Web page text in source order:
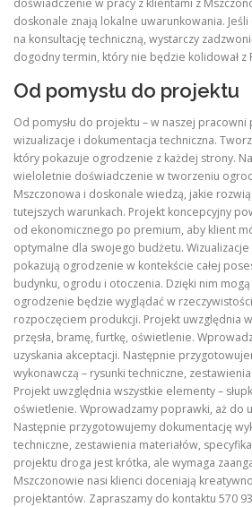
doświadczenie w pracy z klientami z
doskonale znają lokalne uwarunkowania.
na konsultację techniczną, wystarczy
dogodny termin, który nie będzie kolidował z
Od pomysłu do projektu
Od pomysłu do projektu – w naszej
wizualizacje i dokumentacja techniczna.
który pokazuje ogrodzenie z każdej strony.
wieloletnie doświadczenie w tworzeniu
Mszczonowa i doskonale wiedzą, jakie
tutejszych warunkach. Projekt koncepcyjny
od ekonomicznego po premium, aby klient
optymalne dla swojego budżetu.
pokazują ogrodzenie w kontekście całej
budynku, ogrodu i otoczenia. Dzięki nim
ogrodzenie będzie wyglądać w
rozpoczęciem produkcji. Projekt uwzględnia
przęsła, bramę, furtkę, oświetlenie.
uzyskania akceptacji. Następnie
wykonawczą – rysunki techniczne,
Projekt uwzględnia wszystkie elementy –
oświetlenie. Wprowadzamy poprawki, aż do
Następnie przygotowujemy dokumentację
techniczne, zestawienia materiałów,
projektu droga jest krótka, ale wymaga
Mszczonowie nasi klienci doceniają
projektantów. Zapraszamy do kontaktu 570